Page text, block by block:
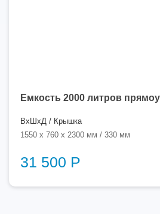
Емкость 2000 литров
ВхШхД / Крышка
1550 x 760 x 2300 мм / 330 мм
31 500 Р